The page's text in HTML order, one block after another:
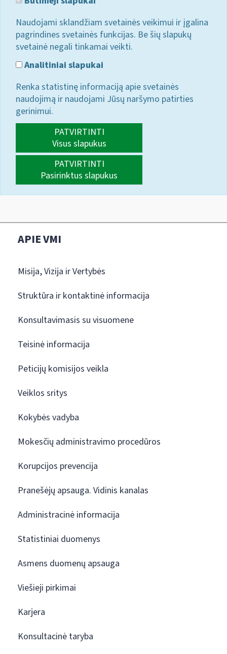
Naudojami sklandžiam svetainės veikimui ir įgalina
pagrindines svetainės funkcijas. Be šių slapukų
svetainė negali tinkamai veikti.
Analitiniai slapukai
Renka statistinę informaciją apie svetainės
naudojimą ir naudojami Jūsų naršymo patirties
gerinimui.
PATVIRTINTI
Visus slapukus
PATVIRTINTI
Pasirinktus slapukus
APIE VMI
Misija, Vizija ir Vertybės
Struktūra ir kontaktinė informacija
Konsultavimasis su visuomene
Teisinė informacija
Peticijų komisijos veikla
Veiklos sritys
Kokybės vadyba
Mokesčių administravimo procedūros
Korupcijos prevencija
Pranešėjų apsauga. Vidinis kanalas
Administracinė informacija
Statistiniai duomenys
Asmens duomenų apsauga
Viešieji pirkimai
Karjera
Konsultacinė taryba